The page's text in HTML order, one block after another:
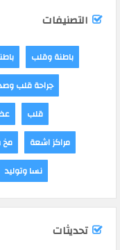
التصنيفات
باطنة وقلب
جراحة قلب
قلب
مخ
مراكز اشعة
نسا وتوليد
تحديثات